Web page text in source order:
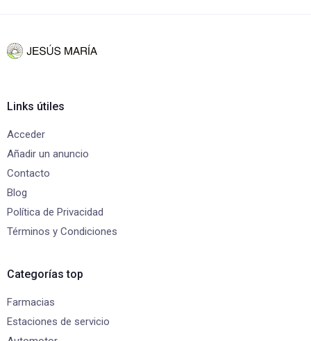
Links útiles
Acceder
Añadir un anuncio
Contacto
Blog
Política de Privacidad
Términos y Condiciones
Categorías top
Farmacias
Estaciones de servicio